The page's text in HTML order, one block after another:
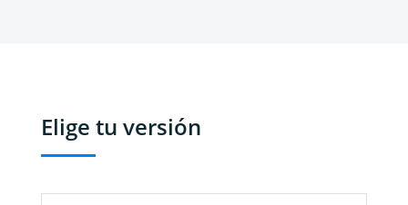
Elige tu versión